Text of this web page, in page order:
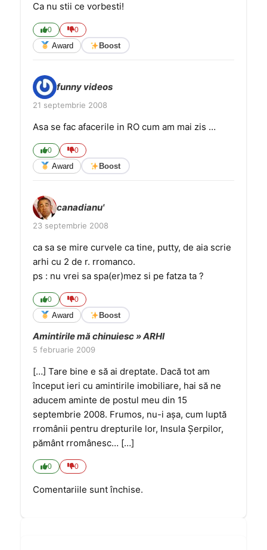
Ca nu stii ce vorbesti!
0 0
Award Boost
funny videos
21 septembrie 2008
Asa se fac afacerile in RO cum am mai zis …
0 0
Award Boost
canadianu'
23 septembrie 2008
ca sa se mire curvele ca tine, putty, de aia scrie
arhi cu 2 de r. rromanco.
ps : nu vrei sa spa(er)mez si pe fatza ta ?
0 0
Award Boost
Amintirile mă chinuiesc » ARHI
5 februarie 2009
[…] Tare bine e să ai dreptate. Dacă tot am
început ieri cu amintirile imobiliare, hai să ne
aducem aminte de postul meu din 15
septembrie 2008. Frumos, nu-i așa, cum luptă
rromânii pentru drepturile lor, Insula Șerpilor,
pământ rromânesc… […]
0 0
Comentariile sunt închise.